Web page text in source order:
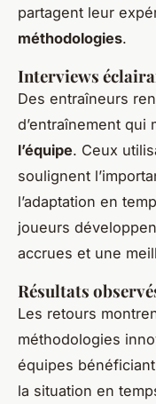
partagent leur
méthodologies.
Interviews
Des entraîneurs
d’entraînement qui
l’équipe. Ceux
soulignent
l’adaptation en
joueurs
accrues et une
Résultats
Les retours
méthodologies
équipes bénéficiant
la situation en